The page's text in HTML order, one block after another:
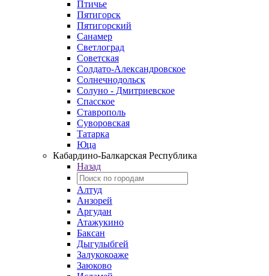
Птичье
Пятигорск
Пятигорский
Санамер
Светлоград
Советская
Солдато-Александровское
Солнечнодольск
Солуно - Дмитриевское
Спасское
Ставрополь
Суворовская
Татарка
Юца
Кабардино‑Балкарская Республика
Назад
Алтуд
Анзорей
Аргудан
Атажукино
Баксан
Дыгулыбгей
Залукокоаже
Заюково